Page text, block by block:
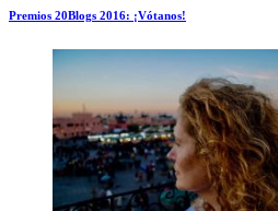
Premios 20Blogs 2016: ¡Vótanos!